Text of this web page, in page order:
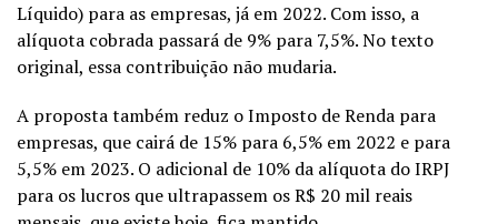
Líquido) para as empresas, já em 2022. Com isso, a
alíquota cobrada passará de 9% para 7,5%. No texto
original, essa contribuição não mudaria.
A proposta também reduz o Imposto de Renda para
empresas, que cairá de 15% para 6,5% em 2022 e para
5,5% em 2023. O adicional de 10% da alíquota do IRPJ
para os lucros que ultrapassem os R$ 20 mil reais